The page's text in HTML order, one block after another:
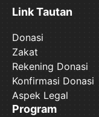
Link Tautan
Donasi
Zakat
Rekening Donasi
Konfirmasi Donasi
Aspek Legal
Program